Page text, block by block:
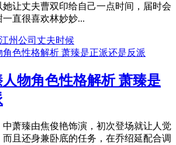
让丈夫曹双印给自己一点时间，届时会
直很喜欢林妙妙...
江州公司 丈夫时候
人物角色性格解析 萧臻是
臻由焦俊艳饰演，初次登场就让人觉
且还身兼卧底的任务，在乔绍延配合调